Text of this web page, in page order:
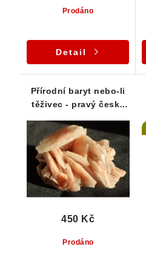
Prodáno
Detail
Přírodní baryt nebo-li
těživec - pravý český
Prodáno
450 Kč